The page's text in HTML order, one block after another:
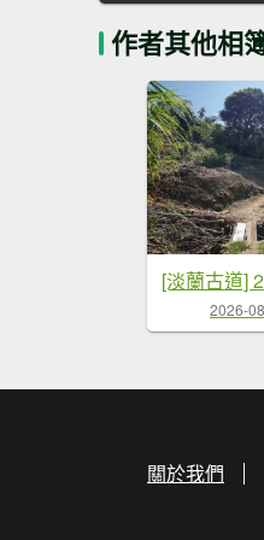
作者其他相
2026-
關於我們